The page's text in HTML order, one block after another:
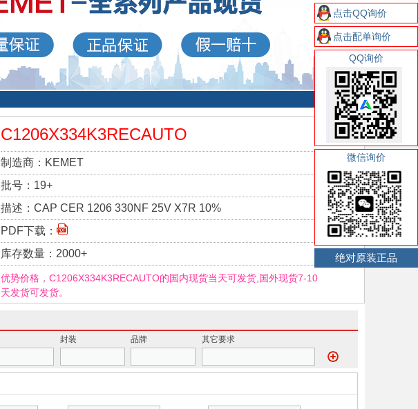
C1206X334K3RECAUTO
制造商： KEMET
批号： 19+
描述： CAP CER 1206 330NF 25V X7R 10%
PDF下载：
库存数量： 2000+
优势价格，C1206X334K3RECAUTO的国内现货当天可发货,国外现货7-10
天发货可发货。
封装 品牌 其它要求
点击QQ询价
点击配单询价
QQ询价
微信询价
绝对原装正品